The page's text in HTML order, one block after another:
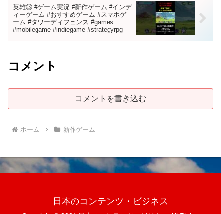
英雄③ #ゲーム実況 #新作ゲーム #インデ
ィーゲーム #おすすめゲーム #スマホゲ
ーム #タワーディフェンス #games
#mobilegame #indiegame #strategyrpg
コメント
コメントを書き込む
ホーム 新作ゲーム
日本のコンテンツ・ビジネス